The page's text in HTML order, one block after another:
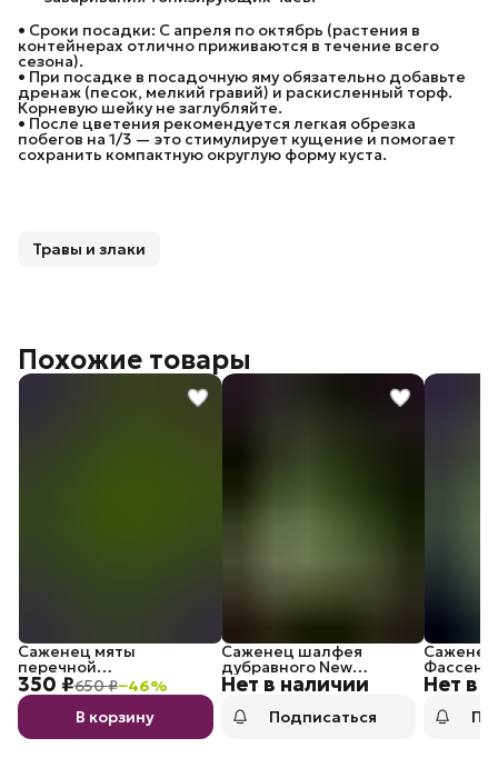
• Сроки посадки: С апреля по октябрь (растения в
контейнерах отлично приживаются в течение всего
сезона).
• При посадке в посадочную яму обязательно добавьте
дренаж (песок, мелкий гравий) и раскисленный торф.
Корневую шейку не заглубляйте.
• После цветения рекомендуется легкая обрезка
побегов на 1/3 — это стимулирует кущение и помогает
сохранить компактную округлую форму куста.
Травы и злаки
Похожие товары
350 ₽650 ₽−46%
Саженец мяты
перечной
высокоментоловой
В корзину
Нет в наличии
Саженец шалфея
дубравного New
Dimension
Подписаться
Нет в
Саженец
Фассена
Гиант